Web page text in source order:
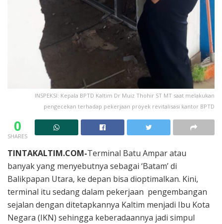
INSPEKSI: Kepala BPTD Kaltim Dr Muiz Thohir ST MT saat melakukan
pengecekan terhadap pekerjaan proyek revitalisasi kantor BPTD
0
SHARES
TINTAKALTIM.COM-Terminal Batu Ampar atau
banyak yang menyebutnya sebagai ‘Batam’ di
Balikpapan Utara, ke depan bisa dioptimalkan. Kini,
terminal itu sedang dalam pekerjaan pengembangan
sejalan dengan ditetapkannya Kaltim menjadi Ibu Kota
Negara (IKN) sehingga keberadaannya jadi simpul